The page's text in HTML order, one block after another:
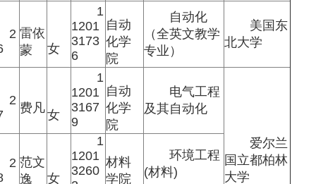
雷依
蒙
女
1
1201
3173
6
自动
化学
院
自动化
（全英文教学
专业）
美国东
北大学
费凡女
1
1201
3167
9
自动
化学
院
电气工程
及其自动化
爱尔兰
国立都柏林
大学
范文
逸
女
1
1201
3260
材料
学院
环境工程
(材料)